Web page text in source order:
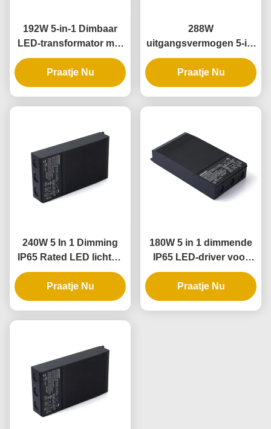
192W 5-in-1 Dimbaar
LED-transformator met
IP65-classificatie voor
universele fase-
dimtoepassingen
Praatje Nu
288W
uitgangsvermogen 5-in-
1 dimmende LED-driver
met IP65-classificatie
voor universele
Praatje Nu
240W 5 In 1 Dimming
IP65 Rated LED lichten
Driver en Dimmable
LED Power Supply
Praatje Nu
180W 5 in 1 dimmende
IP65 LED-driver voor
buiten- en
binnenverlichting
Praatje Nu